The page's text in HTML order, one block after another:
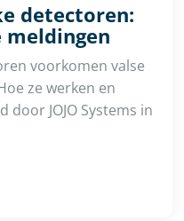
detectoren:
meldingen
voorkomen valse
ze werken en
door JOJO Systems in